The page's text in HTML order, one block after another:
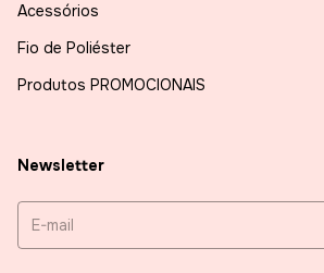
Acessórios
Fio de Poliéster
Produtos PROMOCIONAIS
Newsletter